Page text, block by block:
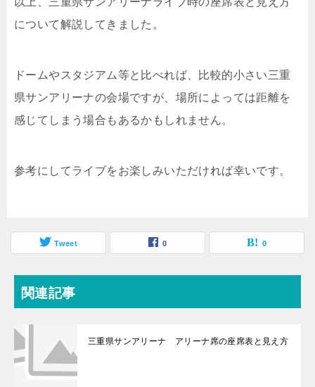
について解説してきました。
ドームやスタジアム等と比べれば、比較的小さい三重
県サンアリーナの会場ですが、場所によっては距離を
感じてしまう場合もあるかもしれません。
参考にしてライブをお楽しみいただければ幸いです。
Tweet 0 0
関連記事
三重県サンアリーナ アリーナ席の座席表と見え方